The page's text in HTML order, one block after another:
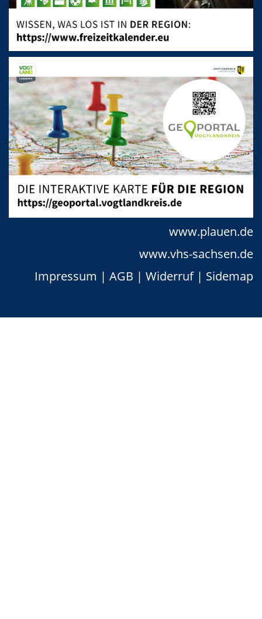
www.plauen.de
www.vhs-sachsen.de
Impressum | AGB | Widerruf| Sidemap